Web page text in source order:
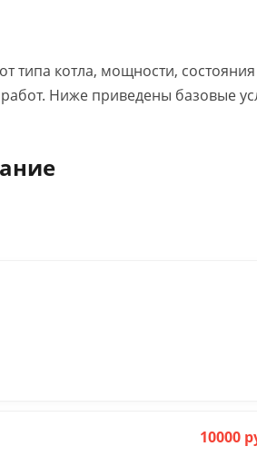
типа котла, мощности, состояния
Ниже приведены базовые
10000